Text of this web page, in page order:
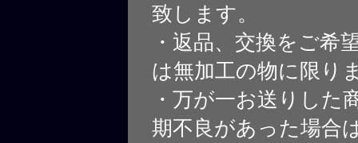
致します。
・返品、交換をご希
は無加工の物に限り
・万が一お送りした
期不良があった場合